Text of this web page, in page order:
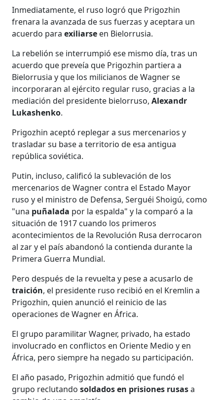
Inmediatamente, el ruso logró que Prigozhin
frenara la avanzada de sus fuerzas y aceptara un
acuerdo paraexiliarse en Bielorrusia.
La rebelión se interrumpió ese mismo día, tras un
acuerdo que preveía que Prigozhin partiera a
Bielorrusia y que los milicianos de Wagner se
incorporaran al ejército regular ruso, gracias a la
mediación del presidente bielorruso,Alexandr
Lukashenko.
Prigozhin aceptó replegar a sus mercenarios y
trasladar su base a territorio de esa antigua
república soviética.
Putin, incluso, calificó la sublevación de los
mercenarios de Wagner contra el Estado Mayor
ruso y el ministro de Defensa, Serguéi Shoigú, como
"una puñalada por la espalda" y la comparó a la
situación de 1917 cuando los primeros
acontecimientos de la Revolución Rusa derrocaron
al zar y el país abandonó la contienda durante la
Primera Guerra Mundial.
Pero después de la revuelta y pese a acusarlo de
traición, el presidente ruso recibió en el Kremlin a
Prigozhin, quien anunció el reinicio de las
operaciones de Wagner en África.
El grupo paramilitar Wagner, privado, ha estado
involucrado en conflictos en Oriente Medio y en
África, pero siempre ha negado su participación.
El año pasado, Prigozhin admitió que fundó el
grupo reclutandosoldados en prisiones rusasa